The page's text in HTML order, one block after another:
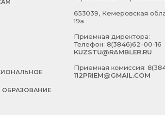
653039, Кемеровская
19а
Приемная директора:
Телефон: 8(3846)62-00-16
KUZSTU@RAMBLER.RU
Приемная комиссия:
112PRIEM@GMAIL.COM